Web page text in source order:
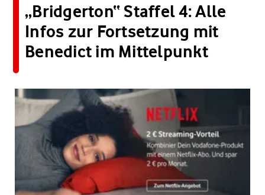
„Bridgerton“ Staffel 4: Alle
Infos zur Fortsetzung mit
Benedict im Mittelpunkt